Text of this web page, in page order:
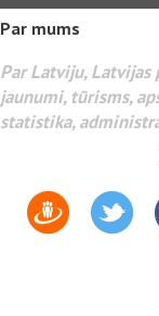
Par mums
Par Latviju, Latvijas
jaunumi, tūrisms,
statistika,